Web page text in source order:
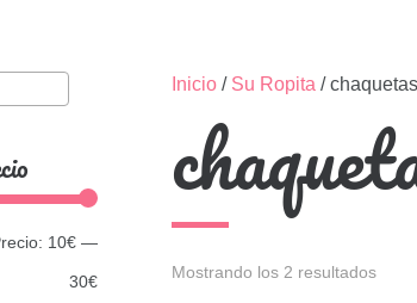
Inicio / Su Ropita / chaquetas
Mostrando los 2 resultados
Precio
mínimo
Precio
máximo
10€ —
30€